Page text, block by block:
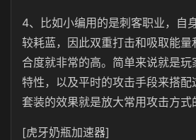
4、比如小编用的是刺客职业，自
较耗蓝，因此双重打击和吸取能量
合度就非常的高。简单来说就是
特性，以及平时的攻击手段来搭
套装的效果就是放大常用攻击方式
[虎牙奶瓶加速器]